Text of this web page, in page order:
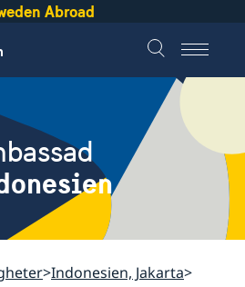
Abroad
Indonesien, Jakarta